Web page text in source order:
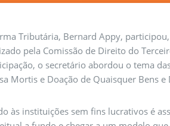
Tributária, Bernard Appy,
pela Comissão de Direito do
o secretário abordou o tema
Mortis e Doação de Quaisquer Bens e
às instituições sem fins lucrativos é